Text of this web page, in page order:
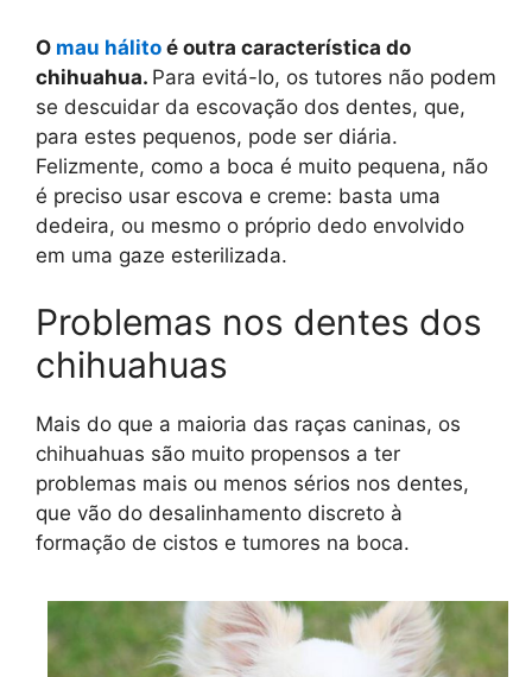
O mau hálito é outra característica do
chihuahua. Para evitá-lo, os tutores não podem
se descuidar da escovação dos dentes, que,
para estes pequenos, pode ser diária.
Felizmente, como a boca é muito pequena, não
é preciso usar escova e creme: basta uma
dedeira, ou mesmo o próprio dedo envolvido
em uma gaze esterilizada.
Problemas nos dentes dos
chihuahuas
Mais do que a maioria das raças caninas, os
chihuahuas são muito propensos a ter
problemas mais ou menos sérios nos dentes,
que vão do desalinhamento discreto à
formação de cistos e tumores na boca.